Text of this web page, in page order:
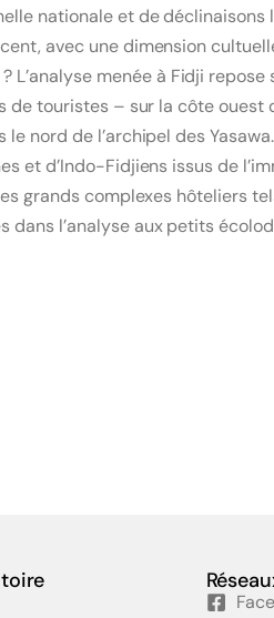
nationale et de
avec une dimension
menée à Fidji
touristes – sur la côte ouest
de l’archipel des
et d’Indo-Fidjiens issus de
complexes hôteliers
l’analyse aux petits